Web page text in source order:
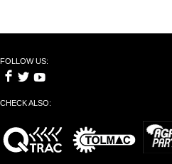
FOLLOW US:
CHECK ALSO: